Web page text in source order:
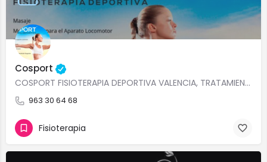
Cosport
COSPORT FISIOTERAPIA DEPORTIVA VALENCIA, TRATAMIENTOS LESIONES DEPORTIVAS VALENCIA, FISIOTERAPIA DEL DEPORTE…
963 30 64 68
Fisioterapia